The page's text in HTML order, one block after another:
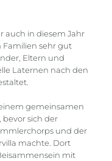
auch in diesem Jahr
Familien sehr gut
Eltern und
Laternen nach den
gemeinsamen
sich der
und der
machte. Dort
mit